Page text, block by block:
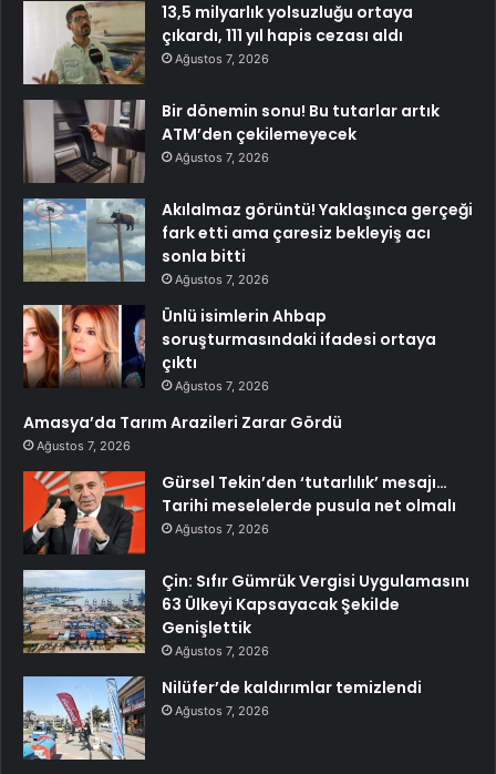
13,5 milyarlık yolsuzluğu ortaya
çıkardı, 111 yıl hapis cezası aldı
Ağustos 7, 2026
Bir dönemin sonu! Bu tutarlar artık
ATM’den çekilemeyecek
Ağustos 7, 2026
Akılalmaz görüntü! Yaklaşınca gerçeği
fark etti ama çaresiz bekleyiş acı
sonla bitti
Ağustos 7, 2026
Ünlü isimlerin Ahbap
soruşturmasındaki ifadesi ortaya
çıktı
Ağustos 7, 2026
Amasya’da Tarım Arazileri Zarar Gördü
Ağustos 7, 2026
Gürsel Tekin’den ‘tutarlılık’ mesajı…
Tarihi meselelerde pusula net olmalı
Ağustos 7, 2026
Çin: Sıfır Gümrük Vergisi Uygulamasını
63 Ülkeyi Kapsayacak Şekilde
Genişlettik
Ağustos 7, 2026
Nilüfer’de kaldırımlar temizlendi
Ağustos 7, 2026